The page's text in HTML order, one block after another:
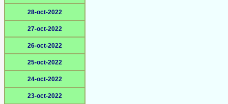
28-oct-2022
27-oct-2022
26-oct-2022
25-oct-2022
24-oct-2022
23-oct-2022